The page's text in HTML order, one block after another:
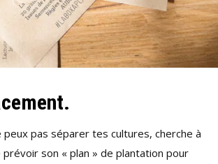
pas séparer tes cultures, cherche à
son « plan » de plantation pour